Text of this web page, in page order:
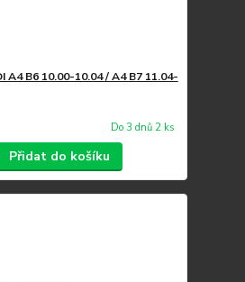
A4 B6 10.00-10.04 / A4 B7 11.04-
Do 3 dnů 2 ks
Přidat do košíku